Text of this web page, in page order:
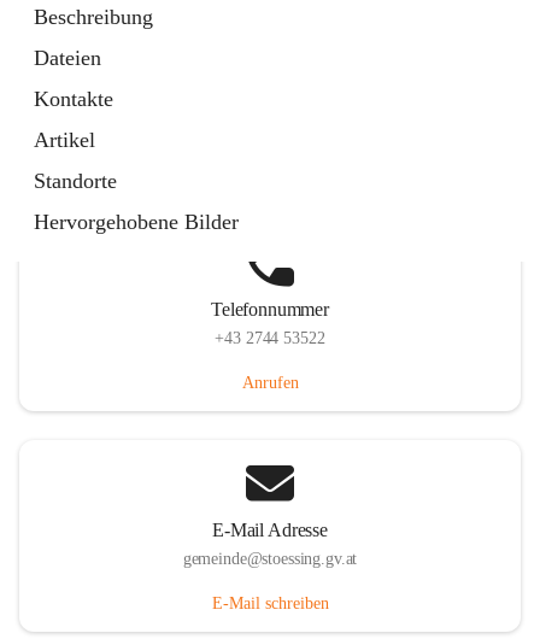
Beschreibung
Dateien
Kontakte
Artikel
Standorte
Hervorgehobene Bilder
Telefonnummer
+43 2744 53522
Anrufen
E-Mail Adresse
gemeinde@stoessing.gv.at
E-Mail schreiben